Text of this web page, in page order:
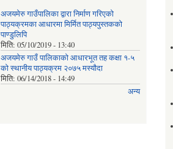
अजयमेरु गाउँपालिका द्वारा निर्माण गरिएको
पाठ्यक्रमका आधारमा मिर्मित पाठ्यपुस्तकको
पाण्डुलिपि
मिति:05/10/2019 - 13:40
अजयमेरु गाउँ पालिकाको आधारभूत तह कक्षा १-५
को स्थानीय पाठ्यक्रम २०७५ मस्यौदा
मिति:06/14/2018 - 14:49
अन्य